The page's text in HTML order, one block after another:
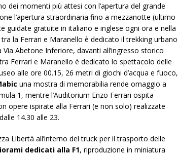
dei momenti più attesi con l’apertura del grande
l’apertura straordinaria fino a mezzanotte (ultimo
guidate gratuite in italiano e inglese ogni ora e nella
la Ferrari e Maranello è dedicato il trekking urbano
Abetone Inferiore, davanti all’ingresso storico
Ferrari e Maranello è dedicato lo spettacolo delle
alle ore 00.15, 26 metri di giochi d’acqua e fuoco,
una mostra di memorabilia rende omaggio a
1, mentre l’Auditorium Enzo Ferrari ospita
opere ispirate alla Ferrari (e non solo) realizzate
14.30 alle 23.
Libertà all’interno del truck per il trasporto delle
dedicati alla F1, riproduzione in miniatura